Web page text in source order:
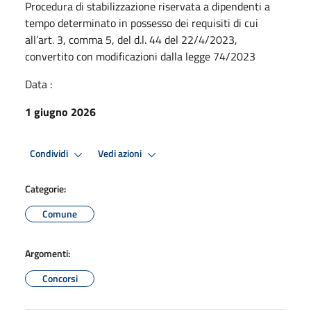
Procedura di stabilizzazione riservata a dipendenti a
tempo determinato in possesso dei requisiti di cui
all’art. 3, comma 5, del d.l. 44 del 22/4/2023,
convertito con modificazioni dalla legge 74/2023
Data :
1 giugno 2026
Condividi Vedi azioni
Categorie:
Comune
Argomenti:
Concorsi